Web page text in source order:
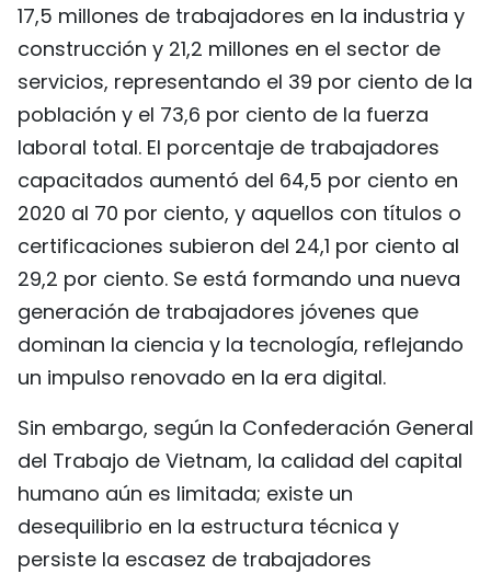
17,5 millones de trabajadores en la industria y
construcción y 21,2 millones en el sector de
servicios, representando el 39 por ciento de la
población y el 73,6 por ciento de la fuerza
laboral total. El porcentaje de trabajadores
capacitados aumentó del 64,5 por ciento en
2020 al 70 por ciento, y aquellos con títulos o
certificaciones subieron del 24,1 por ciento al
29,2 por ciento. Se está formando una nueva
generación de trabajadores jóvenes que
dominan la ciencia y la tecnología, reflejando
un impulso renovado en la era digital.
Sin embargo, según la Confederación General
del Trabajo de Vietnam, la calidad del capital
humano aún es limitada; existe un
desequilibrio en la estructura técnica y
persiste la escasez de trabajadores